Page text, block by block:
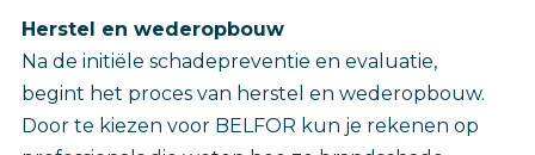
Herstel en wederopbouw
Na de initiële schadepreventie en evaluatie,
begint het proces van herstel en wederopbouw.
Door te kiezen voor BELFOR kun je rekenen op